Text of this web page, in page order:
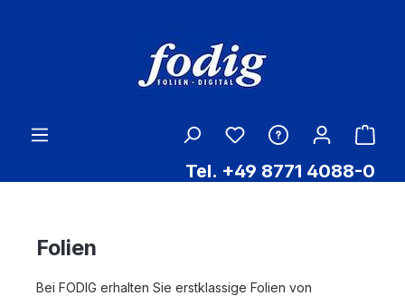
Tel. +49 8771 4088-0
Folien
Bei FODIG erhalten Sie erstklassige Folien von